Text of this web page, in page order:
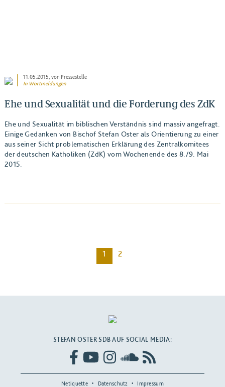
11.05.2015, von Pressestelle
In Wortmeldungen
Ehe und Sexualität und die Forderung des ZdK
Ehe und Sexualität im biblischen Verständnis sind massiv angefragt.
Einige Gedanken von Bischof Stefan Oster als Orientierung zu einer
aus seiner Sicht problematischen Erklärung des Zentralkomitees
der deutschen Katholiken (ZdK) vom Wochenende des 8./9. Mai
2015.
1 2
STEFAN OSTER SDB AUF SOCIAL MEDIA:
Netiquette Datenschutz Impressum